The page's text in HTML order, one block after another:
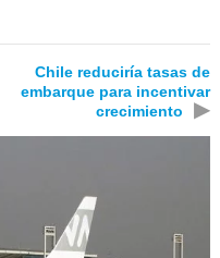
Chile reduciría tasas de
embarque para incentivar
crecimiento
▶